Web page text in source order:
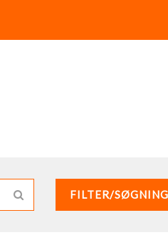
FILTER/SØGNING